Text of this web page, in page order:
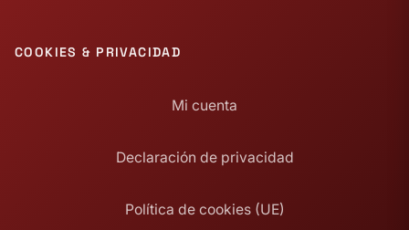
COOKIES & PRIVACIDAD
Mi cuenta
Declaración de privacidad
Política de cookies (UE)